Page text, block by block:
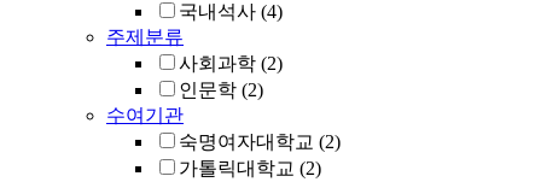
국내석사 (4)
주제분류
사회과학 (2)
인문학 (2)
수여기관
숙명여자대학교 (2)
가톨릭대학교 (2)